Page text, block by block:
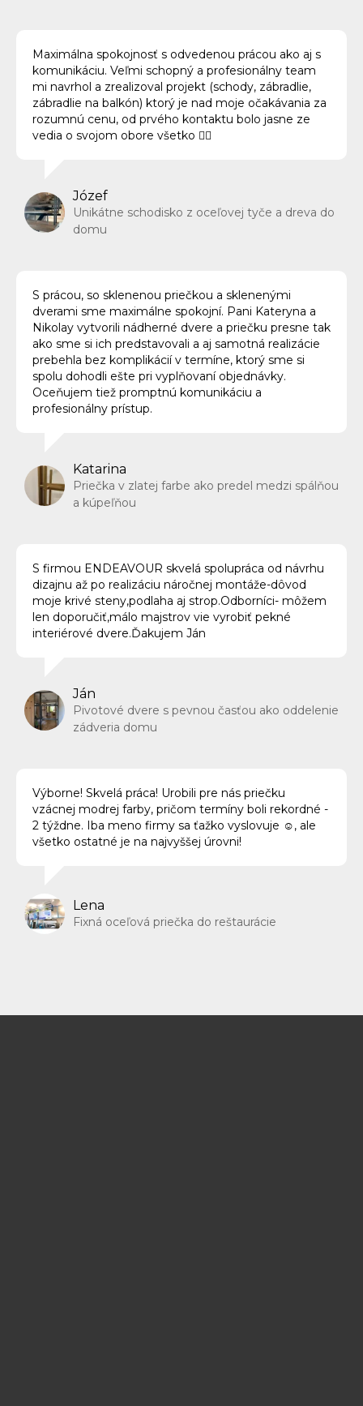
Maximálna spokojnosť s odvedenou prácou ako aj s
komunikáciu. Veľmi schopný a profesionálny team
mi navrhol a zrealizoval projekt (schody, zábradlie,
zábradlie na balkón) ktorý je nad moje očakávania za
rozumnú cenu, od prvého kontaktu bolo jasne ze
vedia o svojom obore všetko 👍🏻
Józef
Unikátne schodisko z oceľovej tyče a dreva do
domu
S prácou, so sklenenou priečkou a sklenenými
dverami sme maximálne spokojní. Pani Kateryna a
Nikolay vytvorili nádherné dvere a priečku presne tak
ako sme si ich predstavovali a aj samotná realizácie
prebehla bez komplikácií v termíne, ktorý sme si
spolu dohodli ešte pri vyplňovaní objednávky.
Oceňujem tiež promptnú komunikáciu a
profesionálny prístup.
Katarina
Priečka v zlatej farbe ako predel medzi spálňou
a kúpeľňou
S firmou ENDEAVOUR skvelá spolupráca od návrhu
dizajnu až po realizáciu náročnej montáže-dôvod
moje krivé steny,podlaha aj strop.Odborníci- môžem
len doporučiť,málo majstrov vie vyrobiť pekné
interiérové dvere.Ďakujem Ján
Ján
Pivotové dvere s pevnou časťou ako oddelenie
zádveria domu
Výborne! Skvelá práca! Urobili pre nás priečku
vzácnej modrej farby, pričom termíny boli rekordné -
2 týždne. Iba meno firmy sa ťažko vyslovuje ☺️, ale
všetko ostatné je na najvyššej úrovni!
Lena
Fixná oceľová priečka do reštaurácie